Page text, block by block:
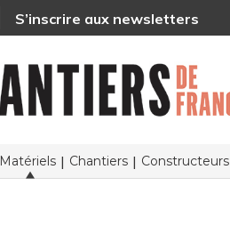
S’inscrire aux newsletters
Matériels Chantiers Constructeurs